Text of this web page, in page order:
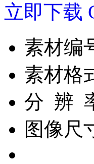
立即下载
素材编
素材格
分 辨
图像尺